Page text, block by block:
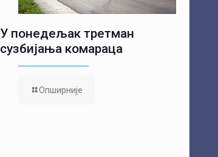
У понедељак третман
сузбијања комараца
Опширније